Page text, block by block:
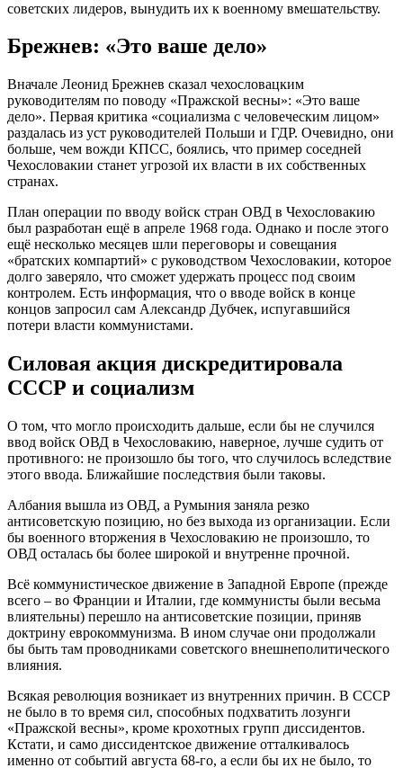
советских лидеров, вынудить их к военному вмешательству.
Брежнев: «Это ваше дело»
Вначале Леонид Брежнев сказал чехословацким
руководителям по поводу «Пражской весны»: «Это ваше
дело». Первая критика «социализма с человеческим лицом»
раздалась из уст руководителей Польши и ГДР. Очевидно, они
больше, чем вожди КПСС, боялись, что пример соседней
Чехословакии станет угрозой их власти в их собственных
странах.
План операции по вводу войск стран ОВД в Чехословакию
был разработан ещё в апреле 1968 года. Однако и после этого
ещё несколько месяцев шли переговоры и совещания
«братских компартий» с руководством Чехословакии, которое
долго заверяло, что сможет удержать процесс под своим
контролем. Есть информация, что о вводе войск в конце
концов запросил сам Александр Дубчек, испугавшийся
потери власти коммунистами.
Силовая акция дискредитировала
СССР и социализм
О том, что могло происходить дальше, если бы не случился
ввод войск ОВД в Чехословакию, наверное, лучше судить от
противного: не произошло бы того, что случилось вследствие
этого ввода. Ближайшие последствия были таковы.
Албания вышла из ОВД, а Румыния заняла резко
антисоветскую позицию, но без выхода из организации. Если
бы военного вторжения в Чехословакию не произошло, то
ОВД осталась бы более широкой и внутренне прочной.
Всё коммунистическое движение в Западной Европе (прежде
всего – во Франции и Италии, где коммунисты были весьма
влиятельны) перешло на антисоветские позиции, приняв
доктрину еврокоммунизма. В ином случае они продолжали
бы быть там проводниками советского внешнеполитического
влияния.
Всякая революция возникает из внутренних причин. В СССР
не было в то время сил, способных подхватить лозунги
«Пражской весны», кроме крохотных групп диссидентов.
Кстати, и само диссидентское движение отталкивалось
именно от событий августа 68-го, а если бы их не было, то